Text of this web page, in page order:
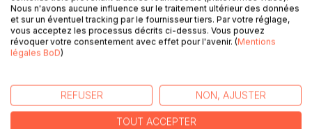
l'imagination du lecteur avec des descriptions détaillées et
évocatrices de mondes célestes et infernaux. Bien que
non canonique pour la plupart des traditions chrétiennes, il
a influencé de nombreux écrits religieux et philosophiques.
enseignements ésotériques et apocalyptiques, faisant de
ce livre une oeuvre incontournable pour quiconque
s'intéresse aux mystères de l'Ancien Testament et aux
Nous n'avons aucune influence sur le traitement ultérieur des données
et sur un éventuel tracking par le fournisseur tiers. Par votre réglage,
vous acceptez les processus décrits ci-dessus. Vous pouvez
révoquer votre consentement avec effet pour l'avenir. (Mentions
légales BoD)
REFUSER NON, AJUSTER
TOUT ACCEPTER